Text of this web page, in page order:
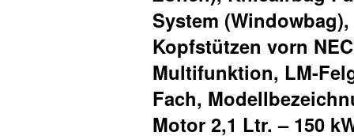
System
Kopfstützen vorn
Multifunktion, LM-
Fach,
Motor 2,1 Ltr. – 150